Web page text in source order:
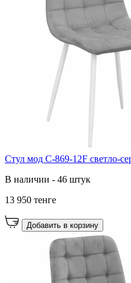
Стул мод C-869-12F светло-
В наличии - 46 штук
13 950 тенге
Добавить в корзину